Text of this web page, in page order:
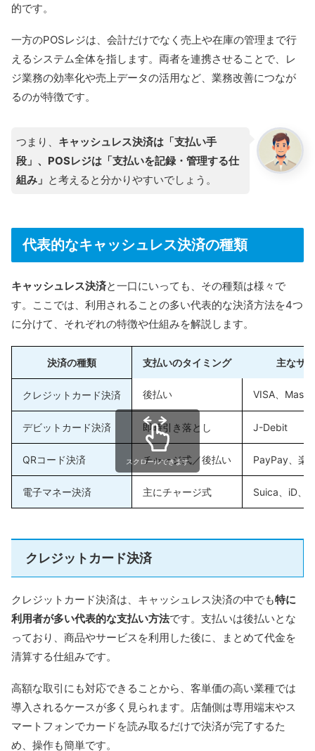
的です。
一方のPOSレジは、会計だけでなく売上や在庫の管理まで行
えるシステム全体を指します。両者を連携させることで、レ
ジ業務の効率化や売上データの活用など、業務改善につなが
るのが特徴です。
つまり、 キャッシュレス決済は「支払い手
段」、POSレジは「支払いを記録・管理する仕
組み」 と考えると分かりやすいでしょう。
代表的なキャッシュレス決済の種類
キャッシュレス決済と一口にいっても、その種類は様々で
す。ここでは、利用されることの多い代表的な決済方法を4つ
に分けて、それぞれの特徴や仕組みを解説します。
決済の種類 支払いのタイミング 主なサ
クレジットカード決済 後払い VISA、
デビットカード決済 即時引き落とし J-Debit
QRコード決済 チャージ式／後払い PayPay、楽
電子マネー決済 主にチャージ式 Suica、iD、
スクロールできます
クレジットカード決済
クレジットカード決済は、キャッシュレス決済の中でも特に
利用者が多い代表的な支払い方法です。支払いは後払いとな
っており、商品やサービスを利用した後に、まとめて代金を
清算する仕組みです。
高額な取引にも対応できることから、客単価の高い業種では
導入されるケースが多く見られます。店舗側は専用端末やス
マートフォンでカードを読み取るだけで決済が完了するた
め、操作も簡単です。